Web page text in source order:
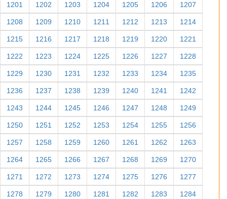
1201 1202 1203 1204 1205 1206 1207
1208 1209 1210 1211 1212 1213 1214
1215 1216 1217 1218 1219 1220 1221
1222 1223 1224 1225 1226 1227 1228
1229 1230 1231 1232 1233 1234 1235
1236 1237 1238 1239 1240 1241 1242
1243 1244 1245 1246 1247 1248 1249
1250 1251 1252 1253 1254 1255 1256
1257 1258 1259 1260 1261 1262 1263
1264 1265 1266 1267 1268 1269 1270
1271 1272 1273 1274 1275 1276 1277
1278 1279 1280 1281 1282 1283 1284